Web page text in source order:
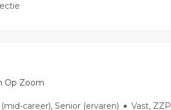
Op Zoom
career), Senior (ervaren) Vast, ZZP